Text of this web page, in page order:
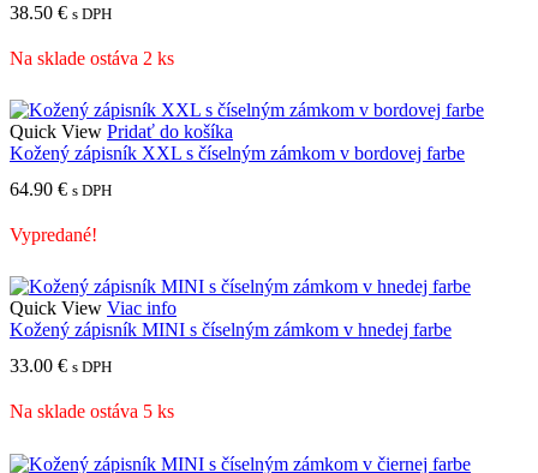
38.50 € s DPH
Na sklade ostáva 2 ks
Quick View Pridať do košíka
Kožený zápisník XXL s číselným zámkom v bordovej farbe
64.90 € s DPH
Vypredané!
Quick View Viac info
Kožený zápisník MINI s číselným zámkom v hnedej farbe
33.00 € s DPH
Na sklade ostáva 5 ks